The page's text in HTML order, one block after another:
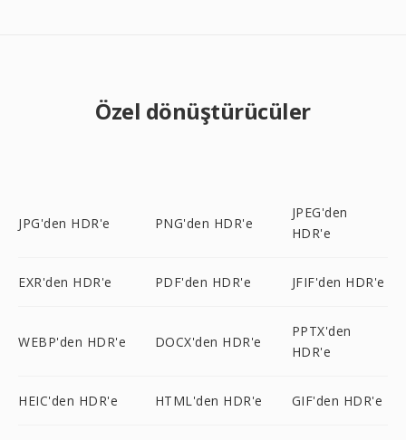
Özel dönüştürücüler
JPG'den HDR'e PNG'den HDR'e
JPEG'den
HDR'e
EXR'den HDR'e PDF'den HDR'e JFIF'den HDR'e
WEBP'den HDR'e DOCX'den HDR'e
PPTX'den
HDR'e
HEIC'den HDR'e HTML'den HDR'e GIF'den HDR'e